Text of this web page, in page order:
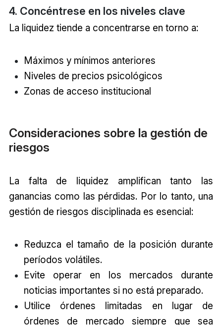
4. Concéntrese en los niveles clave
La liquidez tiende a concentrarse en torno a:
Máximos y mínimos anteriores
Niveles de precios psicológicos
Zonas de acceso institucional
Consideraciones sobre la gestión de
riesgos
La falta de liquidez amplifican tanto las
ganancias como las pérdidas. Por lo tanto, una
gestión de riesgos disciplinada es esencial:
Reduzca el tamaño de la posición durante
períodos volátiles.
Evite operar en los mercados durante
noticias importantes si no está preparado.
Utilice órdenes limitadas en lugar de
órdenes de mercado siempre que sea